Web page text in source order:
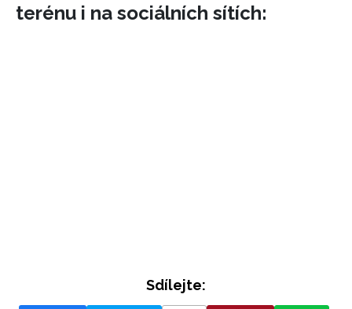
terénu i na sociálních sítích:
Sdílejte: